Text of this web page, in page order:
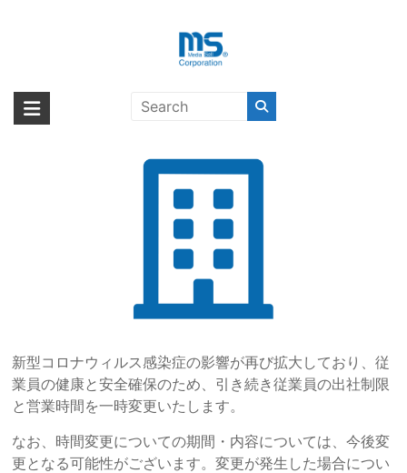
海外輸入ブランド商品｜株式会社
海外事業部が取り揃えている海外輸入商品には、日本では珍しい「海外ブ
ランド」をはじめ「ユニークな商品」「機能的な商品」「コストパフォー
て
新型コロナウィルス感染症の影響が再び拡大しており、従
業員の健康と安全確保のため、引き続き従業員の出社制限
と営業時間を一時変更いたします。
なお、時間変更についての期間・内容については、今後変
更となる可能性がございます。変更が発生した場合につい